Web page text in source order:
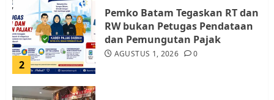
2
Pemko Batam Tegaskan RT dan
RW bukan Petugas Pendataan
dan Pemungutan Pajak
AGUSTUS 1, 2026 0